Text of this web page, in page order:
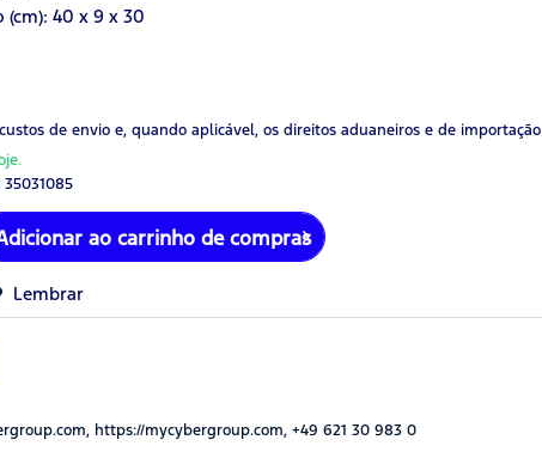
40 x 9 x 30
de envio e, quando aplicável, os direitos aduaneiros e de importação
35031085
ao carrinho de compras
Lembrar
https://mycybergroup.com, +49 621 30 983 0